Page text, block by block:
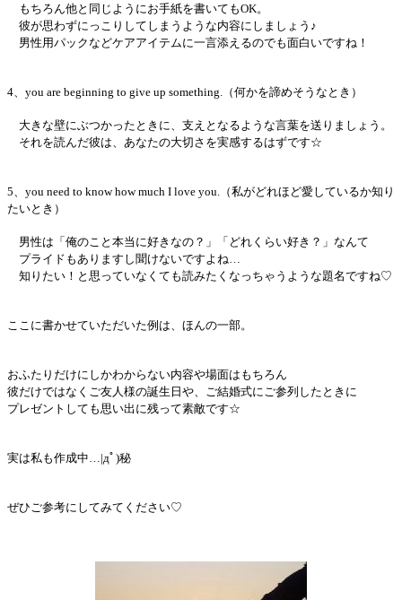
もちろん他と同じようにお手紙を書いてもOK。
彼が思わずにっこりしてしまうような内容にしましょう♪
男性用パックなどケアアイテムに一言添えるのでも面白いですね！
4、you are beginning to give up something.（何かを諦めそうなとき）
大きな壁にぶつかったときに、支えとなるような言葉を送りましょう。
それを読んだ彼は、あなたの大切さを実感するはずです☆
5、you need to know how much I love you.（私がどれほど愛しているか知り
たいとき）
男性は「俺のこと本当に好きなの？」「どれくらい好き？」なんて
プライドもありますし聞けないですよね…
知りたい！と思っていなくても読みたくなっちゃうような題名ですね♡
ここに書かせていただいた例は、ほんの一部。
おふたりだけにしかわからない内容や場面はもちろん
彼だけではなくご友人様の誕生日や、ご結婚式にご参列したときに
プレゼントしても思い出に残って素敵です☆
実は私も作成中…|дﾟ)秘
ぜひご参考にしてみてください♡